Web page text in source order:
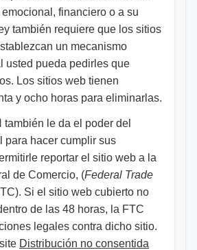
financiero o a su
también requiere que los sitios
un mecanismo
usted pueda pedirles que
Los sitios web tienen
y ocho horas para eliminarlas.
también le da el poder del
para hacer cumplir sus
reportar el sitio web a la
de Comercio, (Federal Trade
Si el sitio web cubierto no
de las 48 horas, la FTC
legales contra dicho sitio.
Distribución no consentida